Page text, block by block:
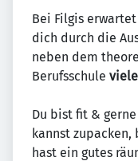
Bei Filgis
dich durch die
neben dem
Berufsschule
Du bist fit &
kannst zupacken,
hast ein gutes